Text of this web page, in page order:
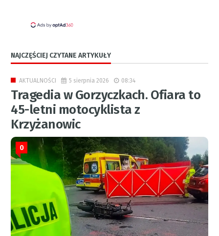
NAJCZĘŚCIEJ CZYTANE ARTYKUŁY
AKTUALNOŚCI 5 sierpnia 2026 08:34
Tragedia w Gorzyczkach. Ofiara to
45-letni motocyklista z
Krzyżanowic
0